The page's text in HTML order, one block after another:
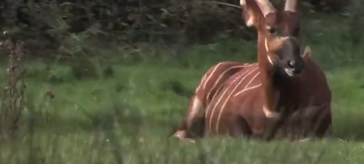
Ver fotos